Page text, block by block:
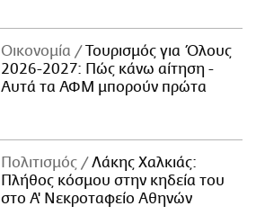
Οικονομία
Τουρισμός για Όλους
2026-2027: Πώς κάνω αίτηση -
Αυτά τα ΑΦΜ μπορούν πρώτα
Πολιτισμός
Λάκης Χαλκιάς:
Πλήθος κόσμου στην κηδεία του
στο Α' Νεκροταφείο Αθηνών